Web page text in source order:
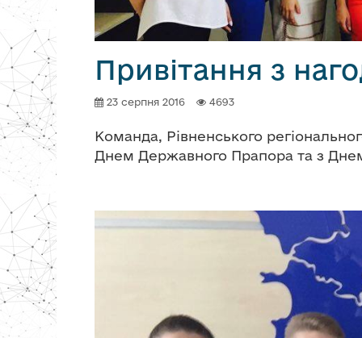
Привітання з
23 серпня 2016 4693
Команда, Рівненського
Днем Державного Прапора та з